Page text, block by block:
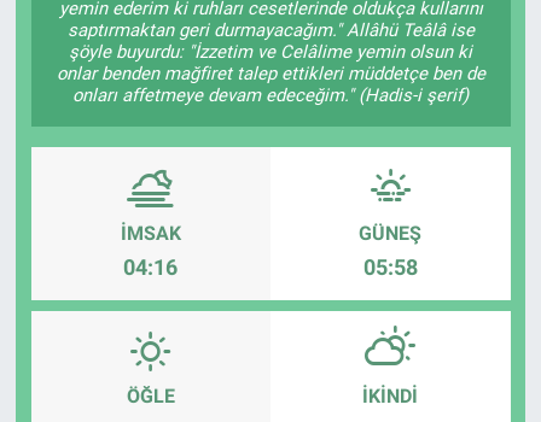
yemin ederim ki ruhları cesetlerinde oldukça kullarını
saptırmaktan geri durmayacağım." Allâhü Teâlâ ise
şöyle buyurdu: "İzzetim ve Celâlime yemin olsun ki
onlar benden mağfiret talep ettikleri müddetçe ben de
onları affetmeye devam edeceğim." (Hadis-i şerif)
İMSAK
04:16
GÜNEŞ
05:58
ÖĞLE İKINDI
EĞİTİM
MAGAZİN
ÖZEL HABER
HALK54 PANORAMA